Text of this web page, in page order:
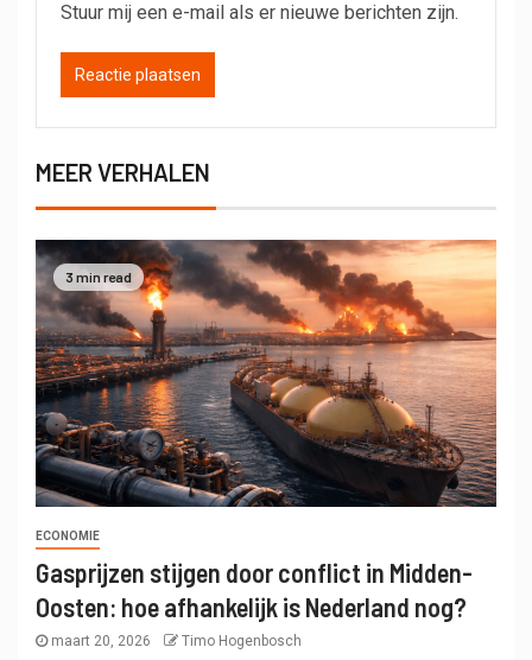
Stuur mij een e-mail als er nieuwe berichten zijn.
MEER VERHALEN
3 min read
ECONOMIE
Gasprijzen stijgen door conflict in Midden-
Oosten: hoe afhankelijk is Nederland nog?
maart 20, 2026 Timo Hogenbosch